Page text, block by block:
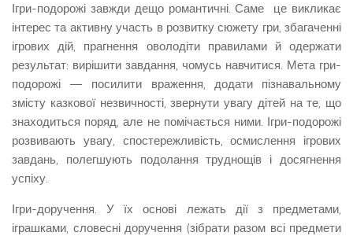
Ігри-подорожі завжди дещо романтичні. Саме це викликає
інтерес та активну участь в розвитку сюжету гри, збагаченні
ігрових дій, прагнення оволодіти правилами й одержати
результат: вирішити завдання, чомусь навчитися. Мета гри-
подорожі — посилити враження, додати пізнавальному
змісту казкової не­звичності, звернути увагу дітей на те, що
знаходить­ся поряд, але не помічається ними. Ігри-подорожі
розвивають увагу, спостережливість, осмислення ігрових
завдань, полегшують подолання труднощів і досягнення
успіху.
Ігри-доручення. У їх основі лежать дії з предмета­ми,
іграшками, словесні доручення (зібрати разом всі предмети